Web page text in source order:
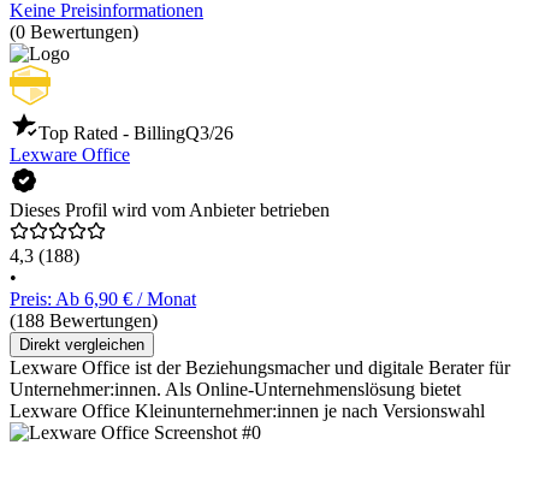
Keine Preisinformationen
(0 Bewertungen)
Top Rated - BillingQ3/26
Lexware Office
Dieses Profil wird vom Anbieter betrieben
4,3 (188)
•
Preis: Ab 6,90 € / Monat
(188 Bewertungen)
Direkt vergleichen
Lexware Office ist der Beziehungsmacher und digitale Berater für
Unternehmer:innen. Als Online-Unternehmenslösung bietet
Lexware Office Kleinunternehmer:innen je nach Versionswahl